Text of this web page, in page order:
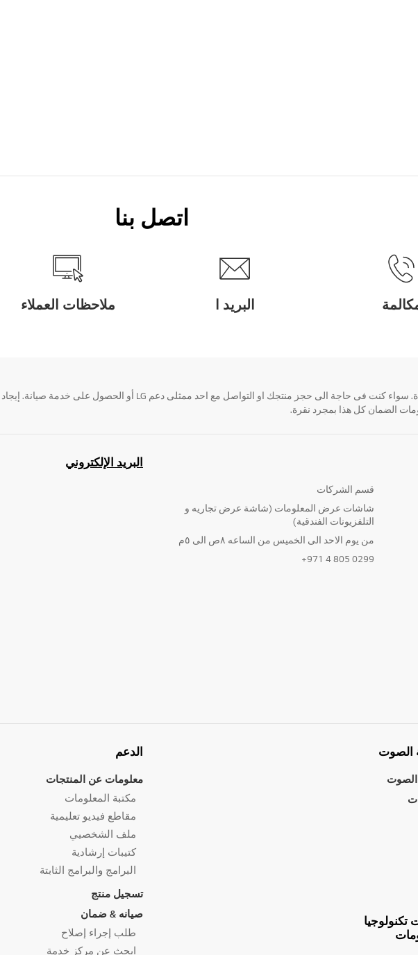
اتصل بنا
البريد ا ملاحظات العملاء
الضمان كل هذا بمجرد نقرة.
قسم الشركات
شاشات عرض المعلومات (شاشة عرض تجاريه و
التلفزيونات الفندقية)
من يوم الاحد الى الخميس من الساعه ٨ص الى ٥م
0299 805 4 971+
البريد الإلكتروني
الصوت
الصوت
تكنولوجيا
الدعم
معلومات عن المنتجات
مكتبة المعلومات
مقاطع فيديو تعليمية
ملف الشخصيي
كتيبات إرشادية
البرامج والبرامج الثابتة
تسجيل منتج
صيانه & ضمان
طلب إجراء إصلاح
ابحث عن مركز خدمة